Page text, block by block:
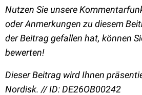
Nutzen Sie unsere
oder Anmerkungen zu diesem
der Beitrag gefallen hat, können
bewerten!
Dieser Beitrag wird Ihnen
Nordisk. // ID: DE26OB00242